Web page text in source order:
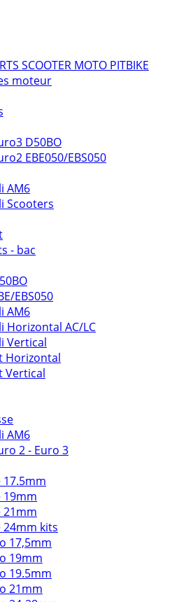
SCOOTER MOTO PITBIKE
moteur
D50BO
EBE050/EBS050
AM6
Scooters
- bac
EBS050
AM6
Horizontal AC/LC
Vertical
Horizontal
Vertical
AM6
2 - Euro 3
19mm
21mm
kits
17,5mm
19mm
19.5mm
21mm